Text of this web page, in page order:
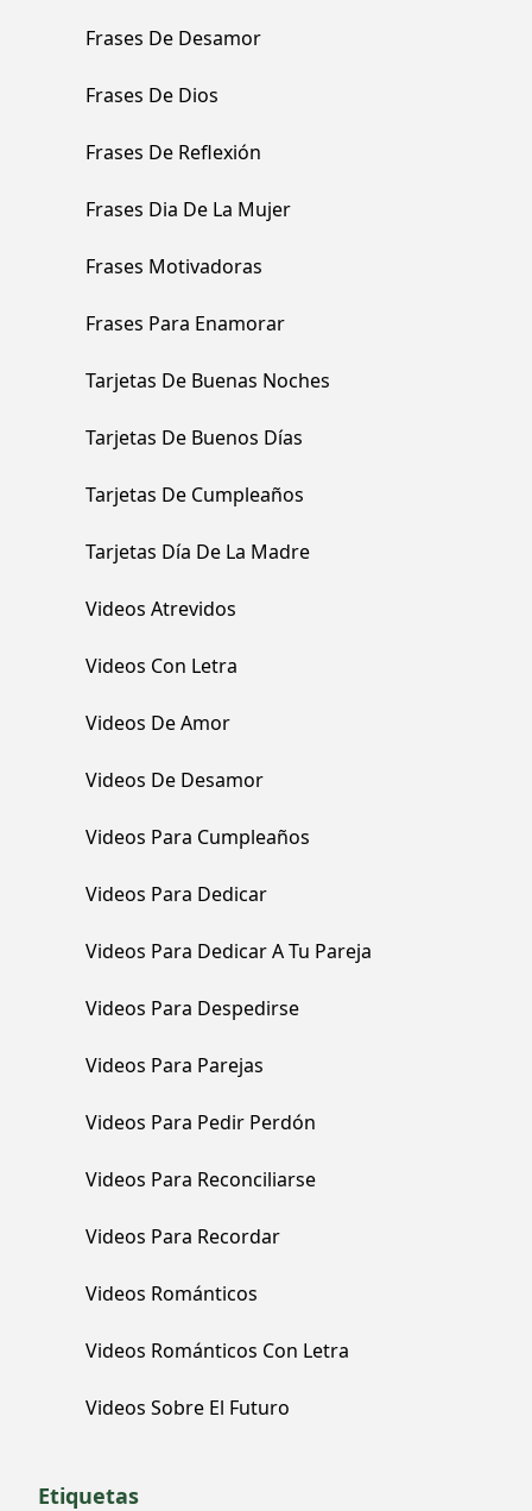
Frases De Desamor
Frases De Dios
Frases De Reflexión
Frases Dia De La Mujer
Frases Motivadoras
Frases Para Enamorar
Tarjetas De Buenas Noches
Tarjetas De Buenos Días
Tarjetas De Cumpleaños
Tarjetas Día De La Madre
Videos Atrevidos
Videos Con Letra
Videos De Amor
Videos De Desamor
Videos Para Cumpleaños
Videos Para Dedicar
Videos Para Dedicar A Tu Pareja
Videos Para Despedirse
Videos Para Parejas
Videos Para Pedir Perdón
Videos Para Reconciliarse
Videos Para Recordar
Videos Románticos
Videos Románticos Con Letra
Videos Sobre El Futuro
Etiquetas